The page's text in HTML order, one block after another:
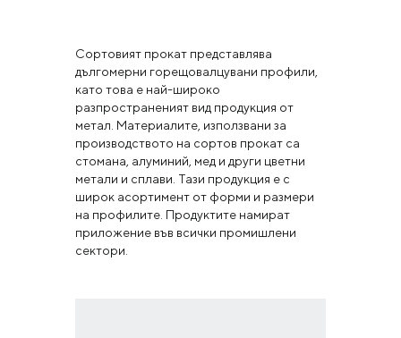
Сортовият прокат представлява
дългомерни горещовалцувани профили,
като това е най-широко
разпространеният вид продукция от
метал. Материалите, използвани за
производството на сортов прокат са
стомана, алуминий, мед и други цветни
метали и сплави. Тази продукция е с
широк асортимент от форми и размери
на профилите. Продуктите намират
приложение във всички промишлени
сектори.